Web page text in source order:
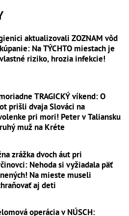
aktualizovali ZOZNAM vôd
Na TÝCHTO miestach je
riziko, hrozia infekcie!
TRAGICKÝ víkend: O
prišli dvaja Slováci na
pri mori! Peter v Taliansku
muž na Kréte
zrážka dvoch áut pri
Nehoda si vyžiadala päť
Na mieste museli
aj deti
operácia v NÚSCH: